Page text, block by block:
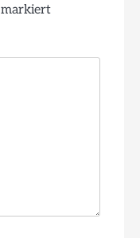
markiert